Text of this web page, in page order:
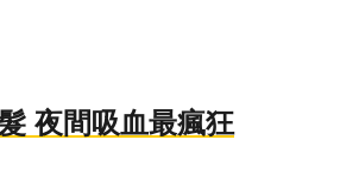
夜間吸血最瘋狂